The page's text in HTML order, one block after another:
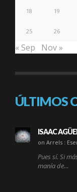
18 19
25 26
« Sep Nov »
ÚLTIMOS
ISAAC
on Arrels :
Pues sí. Si
manía de…